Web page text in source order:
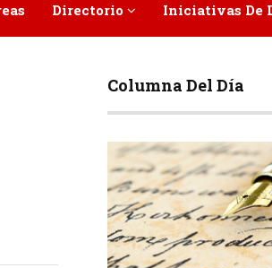
Directorio Iniciativas De
Columna Del Día